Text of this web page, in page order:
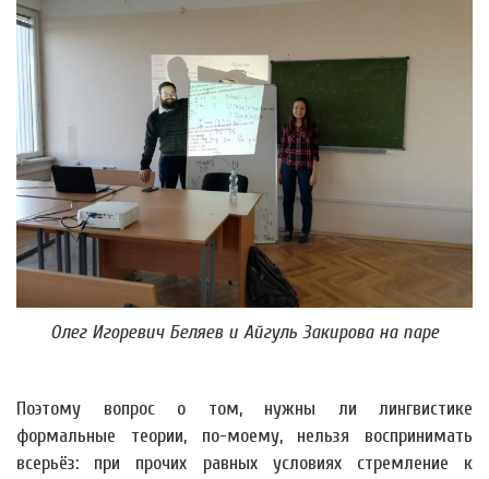
Олег Игоревич Беляев и Айгуль Закирова на паре
Поэтому вопрос о том, нужны ли лингвистике
формальные теории, по-моему, нельзя воспринимать
всерьёз: при прочих равных условиях стремление к